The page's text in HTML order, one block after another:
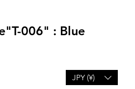
006" : Blue
JPY (¥)